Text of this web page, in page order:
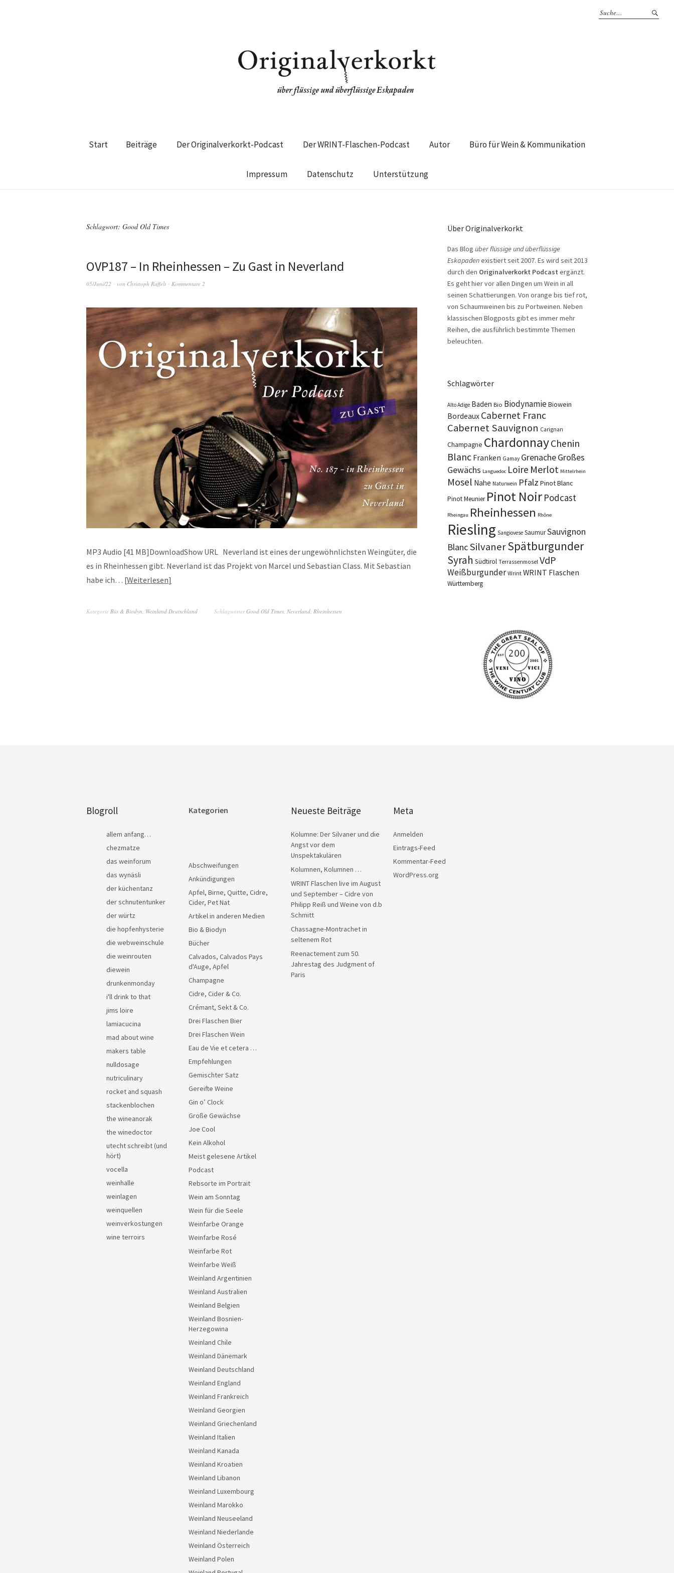
Start Beiträge Der Originalverkorkt-Podcast Der WRINT-Flaschen-Podcast Autor Büro für Wein & Kommunikation
Impressum Datenschutz Unterstützung
Schlagwort: Good Old Times
OVP187 – In Rheinhessen – Zu Gast in Neverland
05/Juni/22 von Christoph Raffelt Kommentare 2
MP3 Audio [41 MB]DownloadShow URL Neverland ist eines der ungewöhnlichsten Weingüter, die
es in Rheinhessen gibt. Neverland ist das Projekt von Marcel und Sebastian Class. Mit Sebastian
habe ich… Weiterlesen
Kategorie Bio & Biodyn, Weinland Deutschland SchlagwörterGood Old Times, Neverland, Rheinhessen
Über Originalverkorkt
Das Blog über flüssige und überflüssige
Eskapadenexistiert seit 2007. Es wird seit 2013
durch den Originalverkorkt Podcast ergänzt.
Es geht hier vor allen Dingen um Wein in all
seinen Schattierungen. Von orange bis tief rot,
von Schaumweinen bis zu Portweinen. Neben
klassischen Blogposts gibt es immer mehr
Reihen, die ausführlich bestimmte Themen
beleuchten.
Schlagwörter
Alto Adige Baden Bio BiodynamieBiowein
Bordeaux Cabernet Franc
Cabernet Sauvignon Carignan
Champagne ChardonnayChenin
Blanc Franken Gamay GrenacheGroßes
Gewächs Languedoc Loire Merlot Mittelrhein
Mosel Nahe Naturwein Pfalz Pinot Blanc
Pinot Meunier Pinot Noir Podcast
Rheingau Rheinhessen Rhône
Riesling Sangiovese SaumurSauvignon
BlancSilvanerSpätburgunder
Syrah Südtirol Terrassenmosel VdP
Weißburgunder Wrint WRINT Flaschen
Württemberg
Blogroll
allem anfang…
chezmatze
das weinforum
das wynäsli
der küchentanz
der schnutentunker
der würtz
die hopfenhysterie
die webweinschule
die weinrouten
diewein
drunkenmonday
i'll drink to that
jims loire
lamiacucina
mad about wine
makers table
nulldosage
nutriculinary
rocket and squash
stackenblochen
the wineanorak
the winedoctor
utecht schreibt (und
hört)
vocella
weinhalle
weinlagen
weinquellen
weinverkostungen
wine terroirs
Kategorien
Abschweifungen
Ankündigungen
Apfel, Birne, Quitte, Cidre,
Cider, Pet Nat
Artikel in anderen Medien
Bio & Biodyn
Bücher
Calvados, Calvados Pays
d'Auge, Apfel
Champagne
Cidre, Cider & Co.
Crémant, Sekt & Co.
Drei Flaschen Bier
Drei Flaschen Wein
Eau de Vie et cetera …
Empfehlungen
Gemischter Satz
Gereifte Weine
Gin o’ Clock
Große Gewächse
Joe Cool
Kein Alkohol
Meist gelesene Artikel
Podcast
Rebsorte im Portrait
Wein am Sonntag
Wein für die Seele
Weinfarbe Orange
Weinfarbe Rosé
Weinfarbe Rot
Weinfarbe Weiß
Weinland Argentinien
Weinland Australien
Weinland Belgien
Weinland Bosnien-
Herzegowina
Weinland Chile
Weinland Dänemark
Weinland Deutschland
Weinland England
Weinland Frankreich
Weinland Georgien
Weinland Griechenland
Weinland Italien
Weinland Kanada
Weinland Kroatien
Weinland Libanon
Weinland Luxembourg
Weinland Marokko
Weinland Neuseeland
Weinland Niederlande
Weinland Österreich
Weinland Polen
Neueste Beiträge
Kolumne: Der Silvaner und die
Angst vor dem
Unspektakulären
Kolumnen, Kolumnen …
WRINT Flaschen live im August
und September – Cidre von
Philipp Reiß und Weine von d.b
Schmitt
Chassagne-Montrachet in
seltenem Rot
Reenactement zum 50.
Jahrestag des Judgment of
Paris
Meta
Anmelden
Eintrags-Feed
Kommentar-Feed
WordPress.org